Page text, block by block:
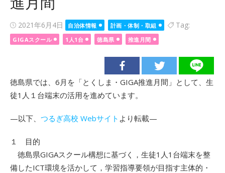
Posted
on
2021年6月4日 自治体情報 計画・体制・取組 Tag:
GIGAスクール 1人1台 徳島県 推進月間
徳島県では、6月を「とくしま・GIGA推進月間」として、生
徒1人１台端末の活用を進めています。
—以下、 つるぎ高校 Webサイト より転載—
１ 目的
徳島県GIGAスクール構想に基づく，生徒1人1台端末を整
備したICT環境を活かして，学習指導要領が目指す主体的・